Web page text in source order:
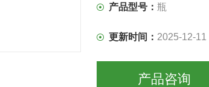
产品型号：瓶
更新时间： 2025-12-11
产品咨询